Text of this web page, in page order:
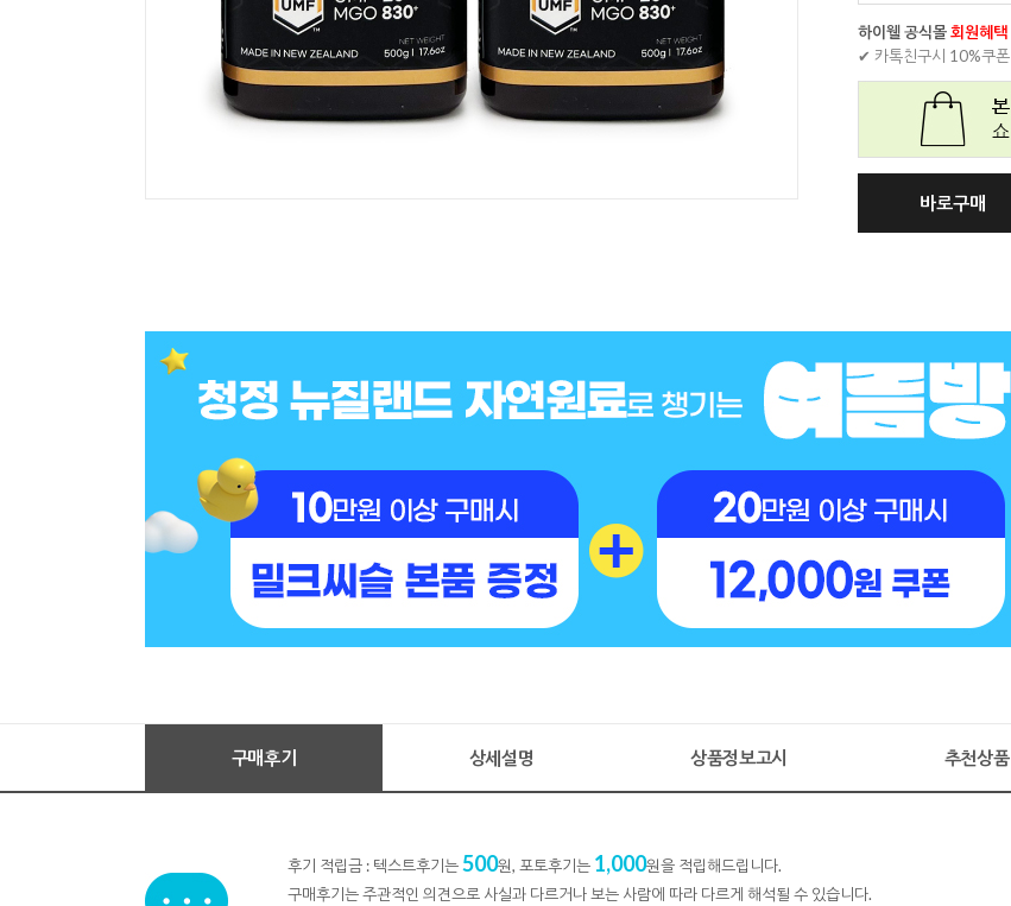
하이웰 공식몰회원혜택
✔ 카톡친구시 10%쿠폰
바로구매
구매후기 상세설명 상품정보고시 추천상품
후기 적립금 : 텍스트후기는500원, 포토후기는 1,000원을 적립해드립니다.
구매후기는 주관적인 의견으로 사실과 다르거나 보는 사람에 따라 다르게 해석될 수 있습니다.